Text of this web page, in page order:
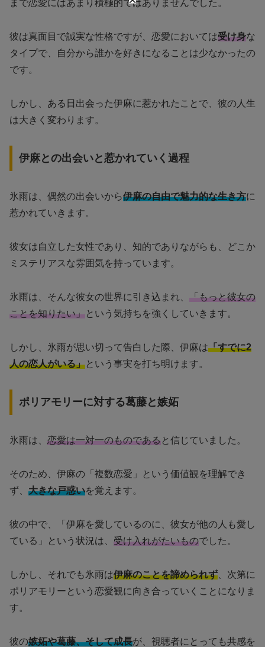
まで恋愛にはあまり積極的ではありませんでした。
彼は真面目で誠実な性格ですが、恋愛においては受け身な
タイプで、自分から誰かを好きになることは少なかったの
です。
しかし、ある日出会った伊麻に惹かれたことで、彼の人生
は大きく変わります。
伊麻との出会いと惹かれていく過程
氷雨は、偶然の出会いから伊麻の自由で魅力的な生き方に
惹かれていきます。
彼女は自立した女性であり、知的でありながらも、どこか
ミステリアスな雰囲気を持っています。
氷雨は、そんな彼女の世界に引き込まれ、 「もっと彼女の
ことを知りたい」という気持ちを強くしていきます。
しかし、氷雨が思い切って告白した際、伊麻は「すでに2
人の恋人がいる」という事実を打ち明けます。
ポリアモリーに対する葛藤と嫉妬
氷雨は、 恋愛は一対一のものであると信じていました。
そのため、伊麻の「複数恋愛」という価値観を理解でき
ず、 大きな戸惑いを覚えます。
彼の中で、「伊麻を愛しているのに、彼女が他の人も愛し
ている」という状況は、 受け入れがたいものでした。
しかし、それでも氷雨は伊麻のことを諦められず 、次第に
ポリアモリーという恋愛観に向き合っていくことになりま
す。
彼の嫉妬や葛藤、そして成長が、視聴者にとっても共感を